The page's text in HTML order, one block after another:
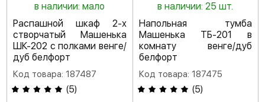
в наличии: мало
Распашной шкаф 2-х
створчатый Машенька
ШК-202 с полками венге/
дуб белфорт
Код товара: 187487
(5)
в наличии: 25 шт.
Напольная тумба
Машенька ТБ-201 в
комнату венге/дуб
белфорт
Код товара: 187475
(5)